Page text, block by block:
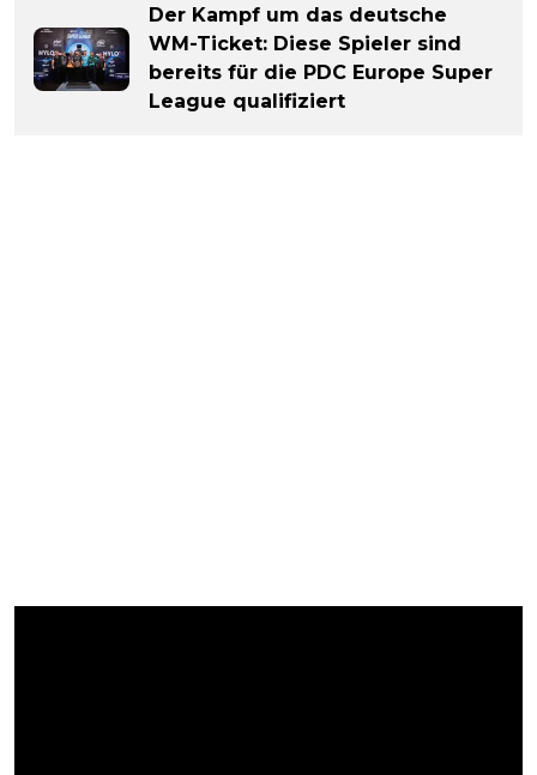
Der Kampf um das deutsche
WM-Ticket: Diese Spieler sind
bereits für die PDC Europe Super
League qualifiziert